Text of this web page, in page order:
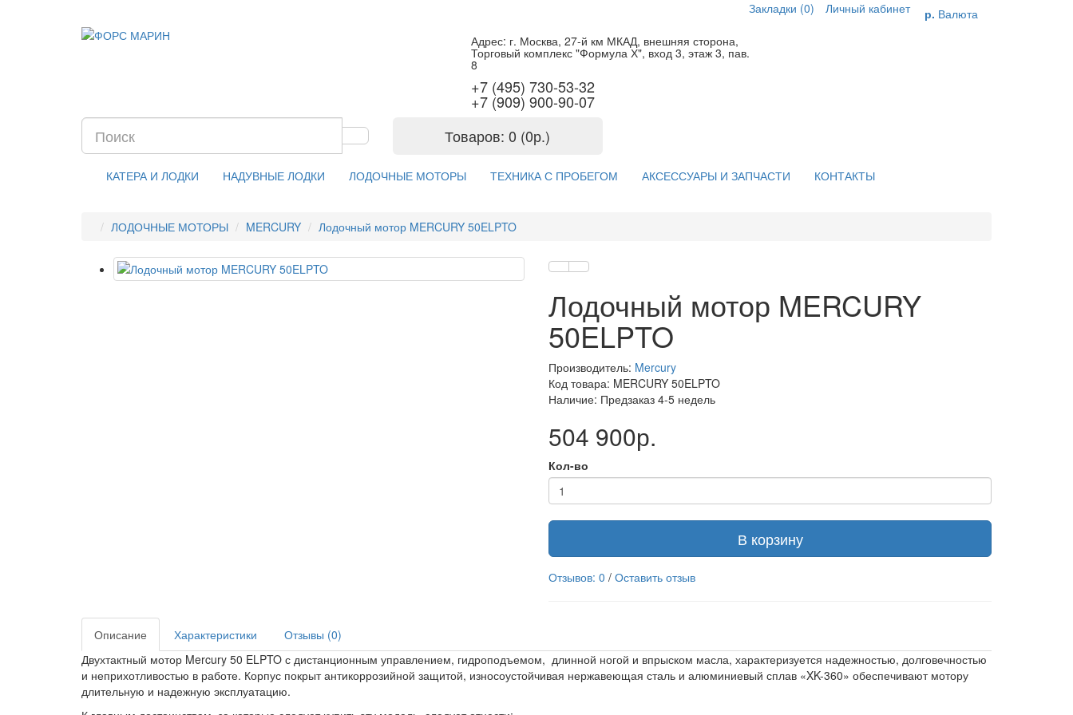
Закладки (0) Личный кабинет р. Валюта
Адрес: г. Москва, 27-й км МКАД, внешняя сторона,
Торговый комплекс "Формула Х", вход 3, этаж 3, пав.
8
+7 (495) 730-53-32
+7 (909) 900-90-07
Товаров: 0 (0р.)
КАТЕРА И ЛОДКИ НАДУВНЫЕ ЛОДКИ ЛОДОЧНЫЕ МОТОРЫ ТЕХНИКА С ПРОБЕГОМ АКСЕССУАРЫ И ЗАПЧАСТИ КОНТАКТЫ
ЛОДОЧНЫЕ МОТОРЫ MERCURY Лодочный мотор MERCURY 50ELPTO
Лодочный мотор MERCURY
50ELPTO
Производитель: Mercury
Код товара: MERCURY 50ELPTO
Наличие: Предзаказ 4-5 недель
504 900р.
Кол-во
В корзину
Отзывов: 0 / Оставить отзыв
Описание Характеристики
Отзывы (0)
Двухтактный мотор Mercury 50 ELPTO с дистанционным управлением, гидроподъемом, длинной ногой и впрыском масла, характеризуется надежностью, долговечностью
и неприхотливостью в работе. Корпус покрыт антикоррозийной защитой, износоустойчивая нержавеющая сталь и алюминиевый сплав «XK-360» обеспечивают мотору
длительную и надежную эксплуатацию.